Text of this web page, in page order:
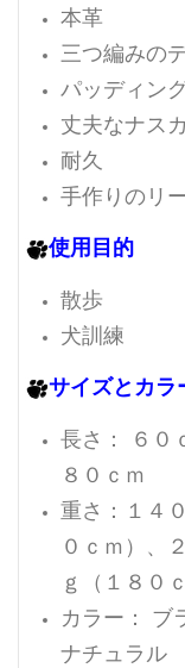
本革
三つ編みの
パッディン
丈夫なナス
耐久
手作りのリ
使用目的
散歩
犬訓練
サイズとカラ
長さ： ６０
８０ｃｍ
重さ：１４
０ｃｍ）、
ｇ（１８０
カラー： ブ
ナチュラル